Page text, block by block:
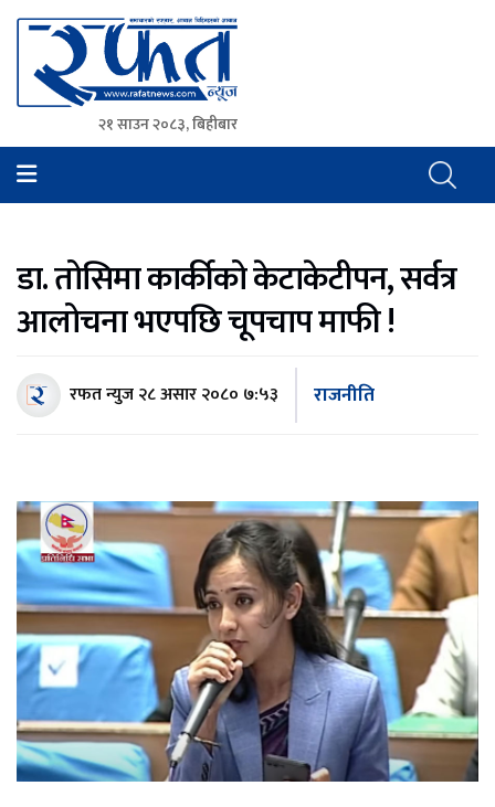
Rafat News
समाचारको रफ्तार, आवाज बिहिनहरुको आवाज
२१ साउन २०८३, बिहीबार
डा. तोसिमा कार्कीको केटाकेटीपन, सर्वत्र
आलोचना भएपछि चूपचाप माफी !
रफत न्युज२८ असार २०८० ७:५३ राजनीति